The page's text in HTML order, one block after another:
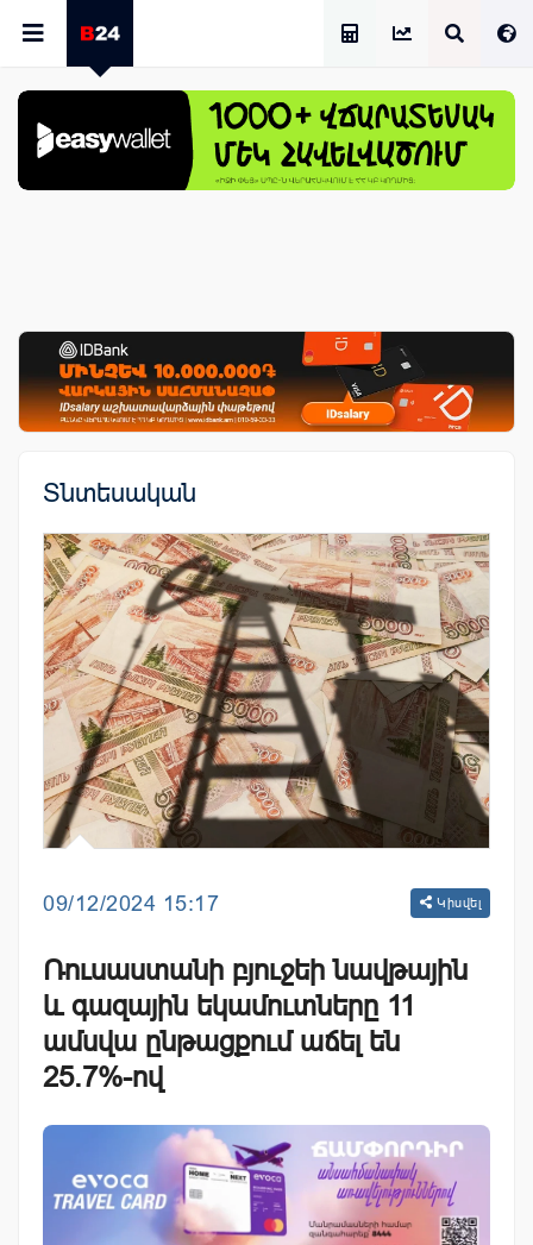
Տնտեսական
09/12/2024 15:17 Կիսվել
Ռուսաստանի բյուջեի նավթային
և գազային եկամուտները 11
ամսվա ընթացքում աճել են
25.7%-ով